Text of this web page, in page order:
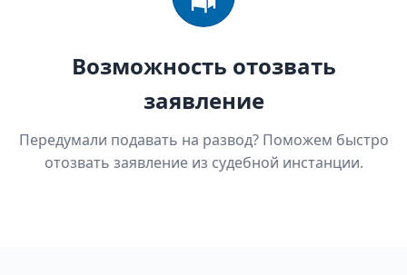
Возможность отозвать
заявление
Передумали подавать на развод? Поможем быстро
отозвать заявление из судебной инстанции.